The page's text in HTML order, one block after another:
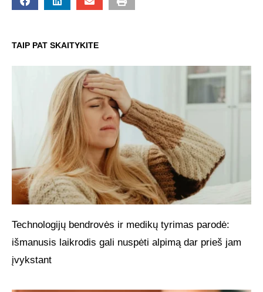
TAIP PAT SKAITYKITE
Technologijų bendrovės ir medikų tyrimas parodė:
išmanusis laikrodis gali nuspėti alpimą dar prieš jam
įvykstant